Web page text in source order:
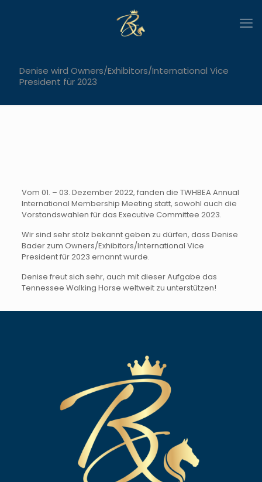
Denise wird Owners/Exhibitors/International Vice
President für 2023
Vom 01. – 03. Dezember 2022, fanden die TWHBEA Annual
International Membership Meeting statt, sowohl auch die
Vorstandswahlen für das Executive Committee 2023.
Wir sind sehr stolz bekannt geben zu dürfen, dass Denise
Bader zum Owners/Exhibitors/International Vice
President für 2023 ernannt wurde.
Denise freut sich sehr, auch mit dieser Aufgabe das
Tennessee Walking Horse weltweit zu unterstützen!